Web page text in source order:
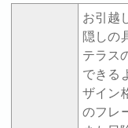
お引越
隠しの
テラス
できる
ザイン
のフレ